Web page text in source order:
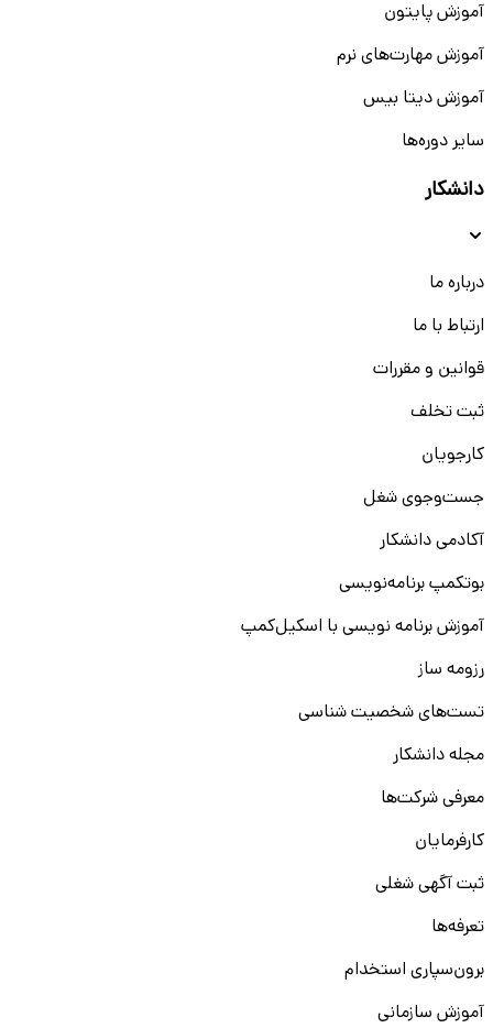
آموزش پایتون
آموزش مهارت‌های نرم
آموزش دیتا بیس
سایر دوره‌ها
دانشکار
درباره ما
ارتباط با ما
قوانین و مقررات
ثبت تخلف
کارجویان
جست‌و‌جوی شغل
آکادمی دانشکار
بوتکمپ برنامه‌نویسی
آموزش برنامه نویسی با اسکیل‌کمپ
رزومه ساز
تست‌های شخصیت شناسی
مجله دانشکار
معرفی شرکت‌ها
کارفرمایان
ثبت آگهی شغلی
تعرفه‌ها
برون‌سپاری استخدام
آموزش سازمانی